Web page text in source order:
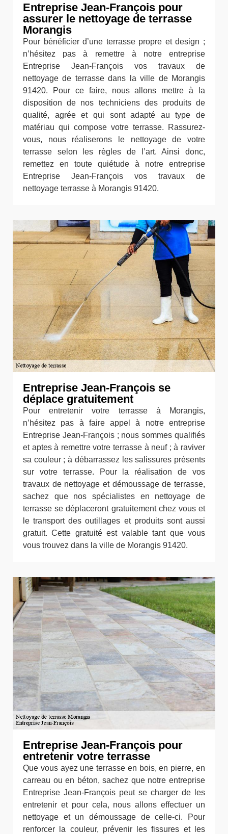
Entreprise Jean-François pour
assurer le nettoyage de terrasse
Morangis
Pour bénéficier d’une terrasse propre et design ;
n’hésitez pas à remettre à notre entreprise
Entreprise Jean-François vos travaux de
nettoyage de terrasse dans la ville de Morangis
91420. Pour ce faire, nous allons mettre à la
disposition de nos techniciens des produits de
qualité, agrée et qui sont adapté au type de
matériau qui compose votre terrasse. Rassurez-
vous, nous réaliserons le nettoyage de votre
terrasse selon les règles de l’art. Ainsi donc,
remettez en toute quiétude à notre entreprise
Entreprise Jean-François vos travaux de
nettoyage terrasse à Morangis 91420.
Entreprise Jean-François se
déplace gratuitement
Pour entretenir votre terrasse à Morangis,
n’hésitez pas à faire appel à notre entreprise
Entreprise Jean-François ; nous sommes qualifiés
et aptes à remettre votre terrasse à neuf ; à raviver
sa couleur ; à débarrassez les salissures présents
sur votre terrasse. Pour la réalisation de vos
travaux de nettoyage et démoussage de terrasse,
sachez que nos spécialistes en nettoyage de
terrasse se déplaceront gratuitement chez vous et
le transport des outillages et produits sont aussi
gratuit. Cette gratuité est valable tant que vous
vous trouvez dans la ville de Morangis 91420.
Entreprise Jean-François pour
entretenir votre terrasse
Que vous ayez une terrasse en bois, en pierre, en
carreau ou en béton, sachez que notre entreprise
Entreprise Jean-François peut se charger de les
entretenir et pour cela, nous allons effectuer un
nettoyage et un démoussage de celle-ci. Pour
renforcer la couleur, prévenir les fissures et les